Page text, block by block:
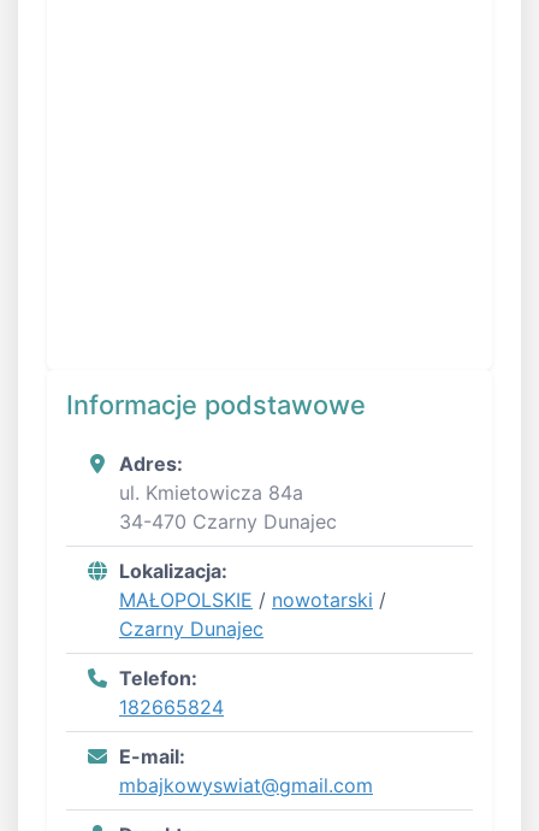
Informacje podstawowe
Adres:
ul. Kmietowicza 84a
34-470 Czarny Dunajec
Lokalizacja:
MAŁOPOLSKIE / nowotarski /
Czarny Dunajec
Telefon:
182665824
E-mail:
mbajkowyswiat@gmail.com